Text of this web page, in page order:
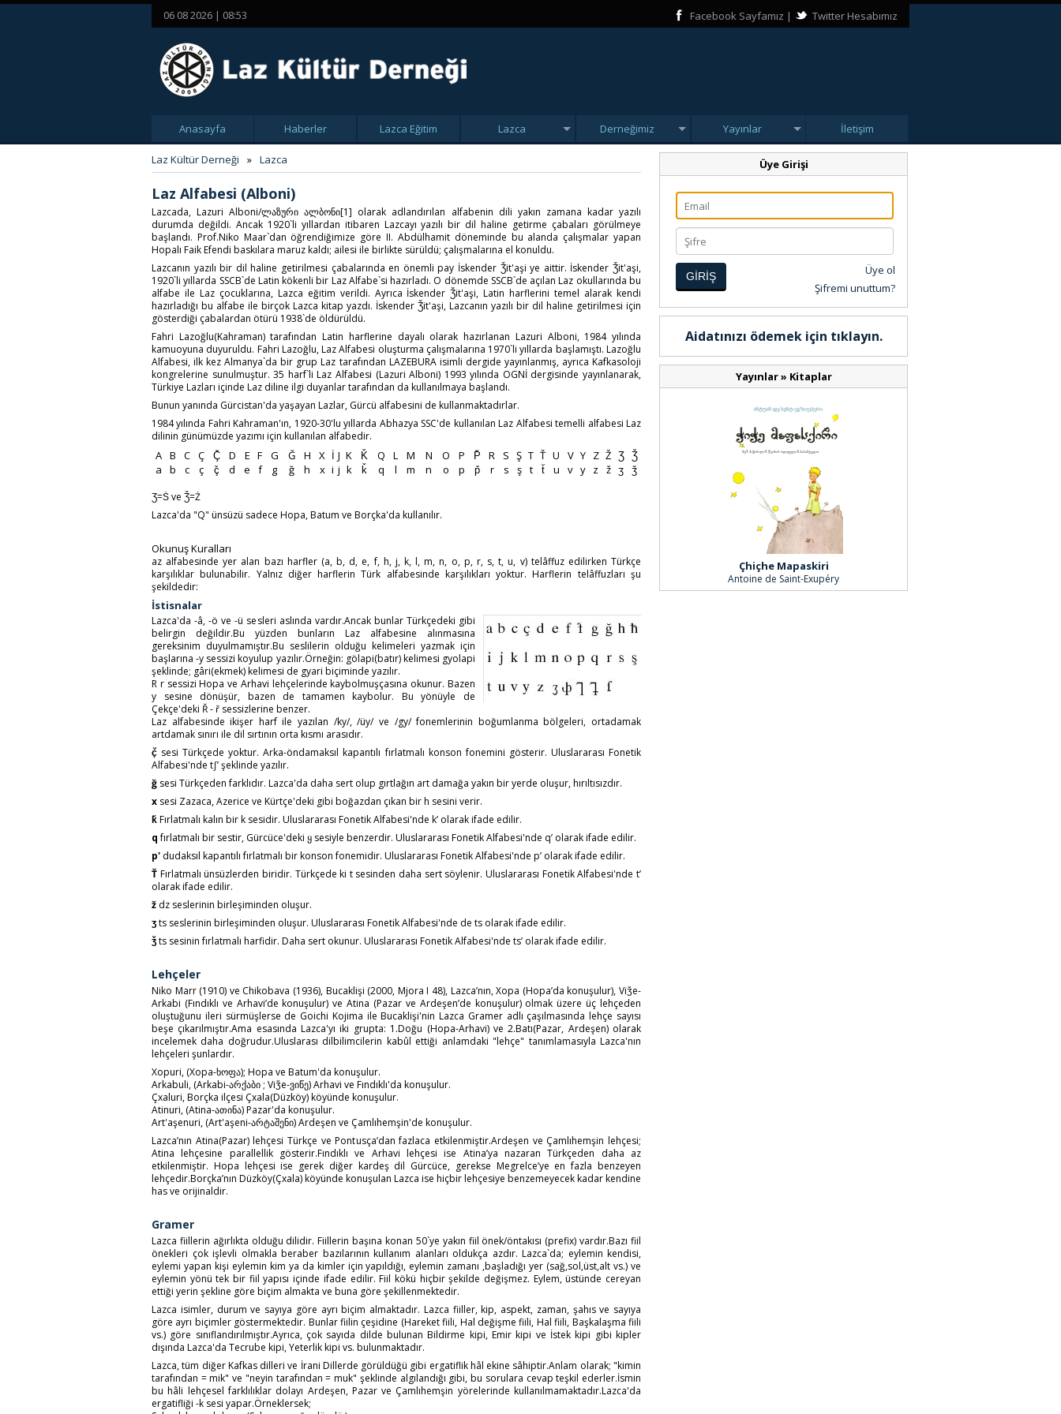
06 08 2026 | 08:53 Facebook Sayfamız | Twitter Hesabımız
Anasayfa Haberler Lazca Eğitim Lazca Derneğimiz Yayınlar İletişim
Laz Kültür Derneği » Lazca
Laz Alfabesi (Alboni)
Lazcada, Lazuri Alboni/ლაზური ალბონი[1] olarak adlandırılan alfabenin dili yakın zamana kadar yazılı
durumda değildi. Ancak 1920`li yıllardan itibaren Lazcayı yazılı bir dil haline getirme çabaları görülmeye
başlandı. Prof.Niko Maar`dan öğrendiğimize göre II. Abdülhamit döneminde bu alanda çalışmalar yapan
Hopalı Faik Efendi baskılara maruz kaldı; ailesi ile birlikte sürüldü; çalışmalarına el konuldu.
Lazcanın yazılı bir dil haline getirilmesi çabalarında en önemli pay İskender Ǯit'aşi ye aittir. İskender Ǯit'aşi,
1920`li yıllarda SSCB`de Latin kökenli bir Laz Alfabe`si hazırladı. O dönemde SSCB`de açılan Laz okullarında bu
alfabe ile Laz çocuklarına, Lazca eğitim verildi. Ayrıca İskender Ǯit'aşi, Latin harflerini temel alarak kendi
hazırladığı bu alfabe ile birçok Lazca kitap yazdı. İskender Ǯit'aşi, Lazcanın yazılı bir dil haline getirilmesi için
gösterdiği çabalardan ötürü 1938`de öldürüldü.
Fahri Lazoğlu(Kahraman) tarafından Latin harflerine dayalı olarak hazırlanan Lazuri Alboni, 1984 yılında
kamuoyuna duyuruldu. Fahri Lazoğlu, Laz Alfabesi oluşturma çalışmalarına 1970`li yıllarda başlamıştı. Lazoğlu
Alfabesi, ilk kez Almanya`da bir grup Laz tarafından LAZEBURA isimli dergide yayınlanmış, ayrıca Kafkasoloji
kongrelerine sunulmuştur. 35 harf`li Laz Alfabesi (Lazuri Alboni) 1993 yılında OGNİ dergisinde yayınlanarak,
Türkiye Lazları içinde Laz diline ilgi duyanlar tarafından da kullanılmaya başlandı.
Bunun yanında Gürcistan'da yaşayan Lazlar, Gürcü alfabesini de kullanmaktadırlar.
1984 yılında Fahri Kahraman'ın, 1920-30'lu yıllarda Abhazya SSC'de kullanılan Laz Alfabesi temelli alfabesi Laz
dilinin günümüzde yazımı için kullanılan alfabedir.
A B C Ç Ç̌ D E F G Ğ H X İ J K Ǩ Q L M N O P P̌ R S Ş T Ť U V Y Z Ž Ʒ Ǯ
a
b c ç ç̌ d e f g ğ h x i j k ǩ q l m n o p p̌ r s ş t t̆ u v y z ž ʒ ǯ
Ʒ=Ṡ ve Ǯ=Ż
Lazca'da "Q" ünsüzü sadece Hopa, Batum ve Borçka'da kullanılır.
Okunuş Kuralları
az alfabesinde yer alan bazı harfler (a, b, d, e, f, h, j, k, l, m, n, o, p, r, s, t, u, v) telâffuz edilirken Türkçe
karşılıklar bulunabilir. Yalnız diğer harflerin Türk alfabesinde karşılıkları yoktur. Harflerin telâffuzları şu
şekildedir:
İstisnalar
Lazca'da -â, -ö ve -ü sesleri aslında vardır.Ancak bunlar Türkçedeki gibi
belirgin değildir.Bu yüzden bunların Laz alfabesine alınmasına
gereksinim duyulmamıştır.Bu seslilerin olduğu kelimeleri yazmak için
başlarına -y sessizi koyulup yazılır.Örneğin: gölapi(batır) kelimesi gyolapi
şeklinde; gâri(ekmek) kelimesi de gyari biçiminde yazılır.
R r sessizi Hopa ve Arhavi lehçelerinde kaybolmuşçasına okunur. Bazen
y sesine dönüşür, bazen de tamamen kaybolur. Bu yönüyle de
Çekçe'deki Ř - ř sessizlerine benzer.
Laz alfabesinde ikişer harf ile yazılan /ky/, /üy/ ve /gy/ fonemlerinin boğumlanma bölgeleri, ortadamak
artdamak sınırı ile dil sırtının orta kısmı arasıdır.
ç̌ sesi Türkçede yoktur. Arka-öndamaksıl kapantılı fırlatmalı konson fonemini gösterir. Uluslararası Fonetik
Alfabesi'nde t∫’ şeklinde yazılır.
ğ sesi Türkçeden farklıdır. Lazca'da daha sert olup gırtlağın art damağa yakın bir yerde oluşur, hırıltısızdır.
x sesi Zazaca, Azerice ve Kürtçe'deki gibi boğazdan çıkan bir h sesini verir.
ǩFırlatmalı kalın bir k sesidir. Uluslararası Fonetik Alfabesi'nde kʼ olarak ifade edilir.
qfırlatmalı bir sestir, Gürcüce'deki ყ sesiyle benzerdir. Uluslararası Fonetik Alfabesi'nde qʼ olarak ifade edilir.
p' dudaksıl kapantılı fırlatmalı bir konson fonemidir. Uluslararası Fonetik Alfabesi'nde pʼ olarak ifade edilir.
Ť Fırlatmalı ünsüzlerden biridir. Türkçede ki t sesinden daha sert söylenir. Uluslararası Fonetik Alfabesi'nde tʼ
olarak ifade edilir.
ž dz seslerinin birleşiminden oluşur.
ʒts seslerinin birleşiminden oluşur. Uluslararası Fonetik Alfabesi'nde de ts olarak ifade edilir.
ǯts sesinin fırlatmalı harfidir. Daha sert okunur. Uluslararası Fonetik Alfabesi'nde tsʼ olarak ifade edilir.
Lehçeler
Niko Marr (1910) ve Chikobava (1936), Bucaklişi (2000, Mjora I 48), Lazca’nın, Xopa (Hopa’da konuşulur), Viǯe-
Arkabi (Fındıklı ve Arhavi’de konuşulur) ve Atina (Pazar ve Ardeşen’de konuşulur) olmak üzere üç lehçeden
oluştuğunu ileri sürmüşlerse de Goichi Kojima ile Bucaklişi'nin Lazca Gramer adlı çaşılmasında lehçe sayısı
beşe çıkarılmıştır.Ama esasında Lazca'yı iki grupta: 1.Doğu (Hopa-Arhavi) ve 2.Batı(Pazar, Ardeşen) olarak
incelemek daha doğrudur.Uluslarası dilbilimcilerin kabûl ettiği anlamdaki "lehçe" tanımlamasıyla Lazca'nın
lehçeleri şunlardır.
Xopuri, (Xopa-ხოფა); Hopa ve Batum'da konuşulur.
Arkabuli, (Arkabi-არქაბი ; Viǯe-ვიწე) Arhavi ve Fındıklı'da konuşulur.
Çxaluri, Borçka ilçesi Çxala(Düzköy) köyünde konuşulur.
Atinuri, (Atina-ათინა) Pazar'da konuşulur.
Art'aşenuri, (Art'aşeni-არტაშენი) Ardeşen ve Çamlıhemşin'de konuşulur.
Lazca’nın Atina(Pazar) lehçesi Türkçe ve Pontusça’dan fazlaca etkilenmiştir.Ardeşen ve Çamlıhemşin lehçesi;
Atina lehçesine parallellik gösterir.Fındıklı ve Arhavi lehçesi ise Atina’ya nazaran Türkçeden daha az
etkilenmiştir. Hopa lehçesi ise gerek diğer kardeş dil Gürcüce, gerekse Megrelce’ye en fazla benzeyen
lehçedir.Borçka’nın Düzköy(Çxala) köyünde konuşulan Lazca ise hiçbir lehçesiye benzemeyecek kadar kendine
has ve orijinaldir.
Gramer
Lazca fiillerin ağırlıkta olduğu dilidir. Fiillerin başına konan 50`ye yakın fiil önek/öntakısı (prefix) vardır.Bazı fiil
önekleri çok işlevli olmakla beraber bazılarının kullanım alanları oldukça azdır. Lazca`da; eylemin kendisi,
eylemi yapan kişi eylemin kim ya da kimler için yapıldığı, eylemin zamanı ,başladığı yer (sağ,sol,üst,alt vs.) ve
eylemin yönü tek bir fiil yapısı içinde ifade edilir. Fiil kökü hiçbir şekilde değişmez. Eylem, üstünde cereyan
ettiği yerin şekline göre biçim almakta ve buna göre şekillenmektedir.
Lazca isimler, durum ve sayıya göre ayrı biçim almaktadır. Lazca fiiller, kip, aspekt, zaman, şahıs ve sayıya
göre ayrı biçimler göstermektedir. Bunlar fiilin çeşidine (Hareket fiili, Hal değişme fiili, Hal fiili, Başkalaşma fiili
vs.) göre sınıflandırılmıştır.Ayrıca, çok sayıda dilde bulunan Bildirme kipi, Emir kipi ve İstek kipi gibi kipler
dışında Lazca'da Tecrube kipi, Yeterlik kipi vs. bulunmaktadır.
Lazca, tüm diğer Kafkas dilleri ve İrani Dillerde görüldüğü gibi ergatiflik hâl ekine sâhiptir.Anlam olarak; "kimin
tarafından = mik" ve "neyin tarafından = muk" şeklinde algılandığı gibi, bu sorulara cevap teşkil ederler.İsmin
bu hâli lehçesel farklılıklar dolayı Ardeşen, Pazar ve Çamlıhemşin yörelerinde kullanılmamaktadır.Lazca'da
ergatifliği -k sesi yapar.Örneklersek;
Üye Girişi
GİRİŞ
Üye ol
Şifremi unuttum?
Aidatınızı ödemek için tıklayın.
Yayınlar» Kitaplar
Çhiçhe Mapaskiri
Antoine de Saint-Exupéry